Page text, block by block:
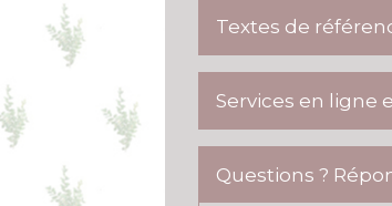
Textes de
Services en ligne
Questions ?